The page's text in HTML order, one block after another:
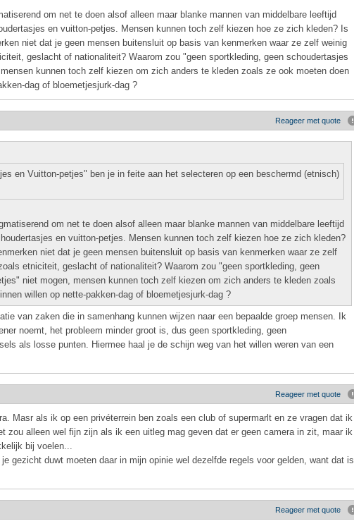
om net te doen alsof alleen maar blanke mannen van middelbare leeftijd
en vuitton-petjes. Mensen kunnen toch zelf kiezen hoe ze zich kleden? Is
niet dat je geen mensen buitensluit op basis van kenmerken waar ze zelf weinig
geslacht of nationaliteit? Waarom zou "geen sportkleding, geen schoudertasjes
kunnen toch zelf kiezen om zich anders te kleden zoals ze ook moeten doen
dag of bloemetjesjurk-dag ?
Reageer met quote
en Vuitton-petjes" ben je in feite aan het selecteren op een beschermd (etnisch)
om net te doen alsof alleen maar blanke mannen van middelbare leeftijd
en vuitton-petjes. Mensen kunnen toch zelf kiezen hoe ze zich kleden?
niet dat je geen mensen buitensluit op basis van kenmerken waar ze zelf
etniciteit, geslacht of nationaliteit? Waarom zou "geen sportkleding, geen
niet mogen, mensen kunnen toch zelf kiezen om zich anders te kleden zoals
willen op nette-pakken-dag of bloemetjesjurk-dag ?
van zaken die in samenhang kunnen wijzen naar een bepaalde groep mensen. Ik
noemt, het probleem minder groot is, dus geen sportkleding, geen
als losse punten. Hiermee haal je de schijn weg van het willen weren van een
Reageer met quote
Masr als ik op een privéterrein ben zoals een club of supermarlt en ze vragen dat ik
zou alleen wel fijn zijn als ik een uitleg mag geven dat er geen camera in zit, maar ik
bij voelen...
gezicht duwt moeten daar in mijn opinie wel dezelfde regels voor gelden, want dat is
Reageer met quote